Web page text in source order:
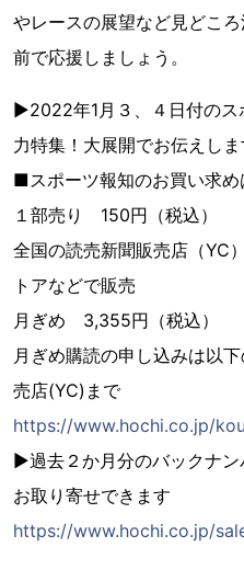
やレースの展望など見どこ
前で応援しましょう。
▶2022年1月３、４日付のス
力特集！大展開でお伝えしま
■スポーツ報知のお買い求め
１部売り 150円（税込）
全国の読売新聞販売店（YC
トアなどで販売
月ぎめ 3,355円（税込）
月ぎめ購読の申し込みは以
売店(YC)まで
https://www.hochi.co.jp/
▶過去２か月分のバックナ
お取り寄せできます
https://www.hochi.co.jp/